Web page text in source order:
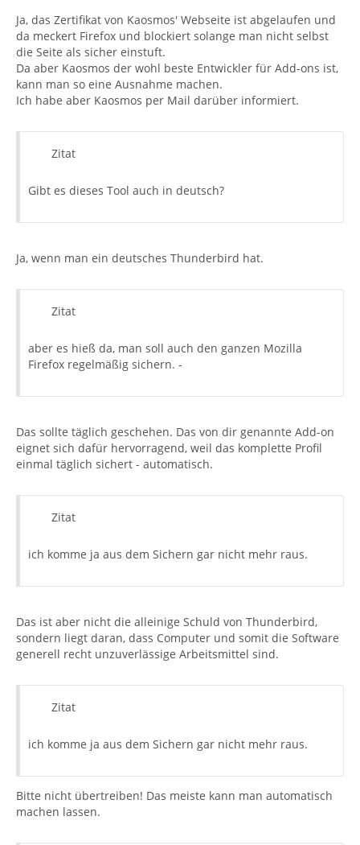
Ja, das Zertifikat von Kaosmos' Webseite ist abgelaufen und
da meckert Firefox und blockiert solange man nicht selbst
die Seite als sicher einstuft.
Da aber Kaosmos der wohl beste Entwickler für Add-ons ist,
kann man so eine Ausnahme machen.
Ich habe aber Kaosmos per Mail darüber informiert.
Zitat
Gibt es dieses Tool auch in deutsch?
Ja, wenn man ein deutsches Thunderbird hat.
Zitat
aber es hieß da, man soll auch den ganzen Mozilla
Firefox regelmäßig sichern. -
Das sollte täglich geschehen. Das von dir genannte Add-on
eignet sich dafür hervorragend, weil das komplette Profil
einmal täglich sichert - automatisch.
Zitat
ich komme ja aus dem Sichern gar nicht mehr raus.
Das ist aber nicht die alleinige Schuld von Thunderbird,
sondern liegt daran, dass Computer und somit die Software
generell recht unzuverlässige Arbeitsmittel sind.
Zitat
ich komme ja aus dem Sichern gar nicht mehr raus.
Bitte nicht übertreiben! Das meiste kann man automatisch
machen lassen.